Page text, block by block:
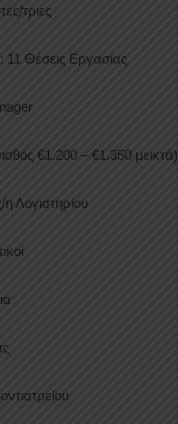
τριες
Θέσεις Εργασίας
€1.200 – €1.350 μεικτά)
η Λογιστηρίου